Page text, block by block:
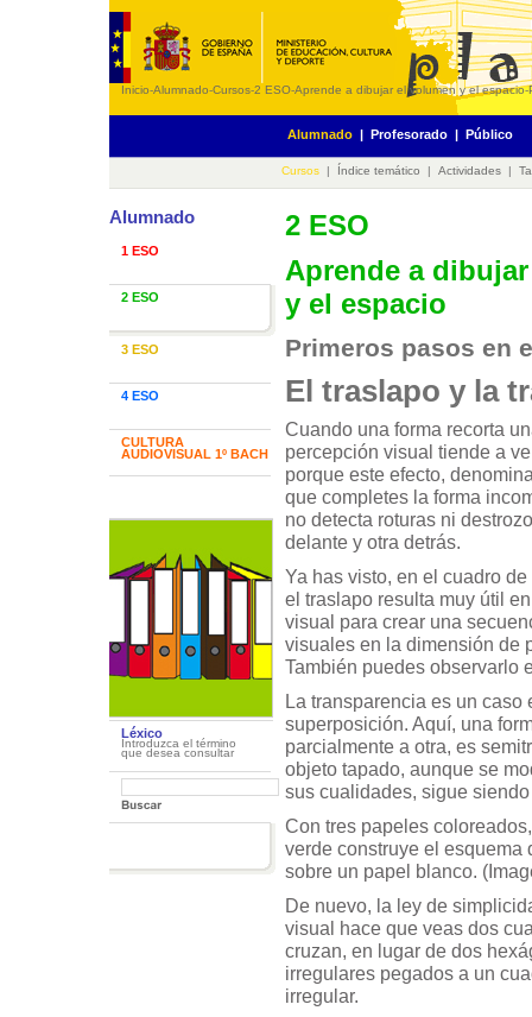
Inicio-Alumnado-Cursos-2 ESO-Aprende a dibujar el volumen y el espacio-
Alumnado | Profesorado | Público
Cursos | Índice temático | Actividades |
Alumnado
1 ESO
2 ESO
3 ESO
4 ESO
CULTURA
AUDIOVISUAL 1º BACH
Léxico
Introduzca el término
que desea consultar
2 ESO
Aprende a
y el espacio
Primeros pasos en
El traslapo y la
Cuando una forma recorta
percepción visual tiende a
porque este efecto,
que completes la forma
no detecta roturas ni
delante y otra detrás.
Ya has visto, en el cuadro
el traslapo resulta muy útil
visual para crear una
visuales en la dimensión de
También puedes observarlo
La transparencia es un caso
superposición. Aquí, una
parcialmente a otra, es
objeto tapado, aunque se
sus cualidades, sigue
Con tres papeles
verde construye el esquema
sobre un papel blanco.
De nuevo, la ley de
visual hace que veas dos
cruzan, en lugar de dos
irregulares pegados a un
irregular.